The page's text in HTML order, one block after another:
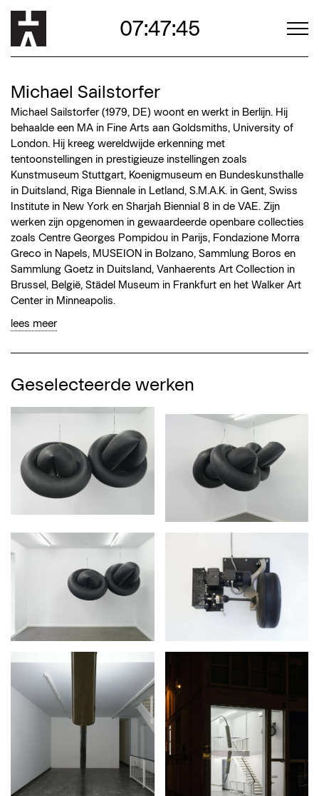
07:47:43
Michael Sailstorfer
Michael Sailstorfer (1979, DE) woont en werkt in Berlijn. Hij
behaalde een MA in Fine Arts aan Goldsmiths, University of
London. Hij kreeg wereldwijde erkenning met
tentoonstellingen in prestigieuze instellingen zoals
Kunstmuseum Stuttgart, Koenigmuseum en Bundeskunsthalle
in Duitsland, Riga Biennale in Letland, S.M.A.K. in Gent, Swiss
Institute in New York en Sharjah Biennial 8 in de VAE. Zijn
werken zijn opgenomen in gewaardeerde openbare collecties
zoals Centre Georges Pompidou in Parijs, Fondazione Morra
Greco in Napels, MUSEION in Bolzano, Sammlung Boros en
Sammlung Goetz in Duitsland, Vanhaerents Art Collection in
Brussel, België, Städel Museum in Frankfurt en het Walker Art
Center in Minneapolis.
lees meer
Geselecteerde werken